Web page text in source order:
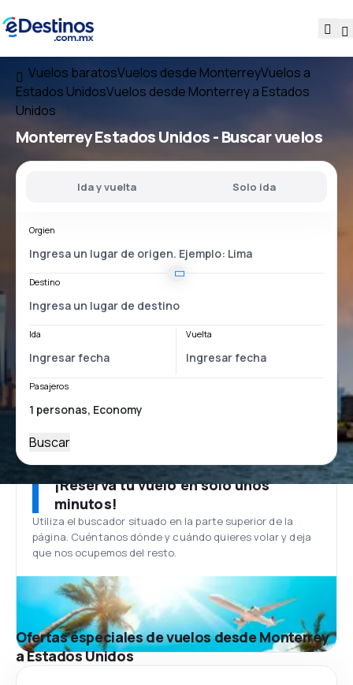
Vuelos baratosVuelos desde MonterreyVuelos a
Estados UnidosVuelos desde Monterrey a Estados
Unidos
Monterrey Estados Unidos- Buscar vuelos
Ida y vuelta Solo ida
Orgien
Destino
Ida Vuelta
Pasajeros
Buscar
¡Reserva tu vuelo en solo unos
minutos!
Utiliza el buscador situado en la parte superior de la
página. Cuéntanos dónde y cuándo quieres volar y deja
que nos ocupemos del resto.
Ofertas especiales de vuelos desde Monterrey
a Estados Unidos